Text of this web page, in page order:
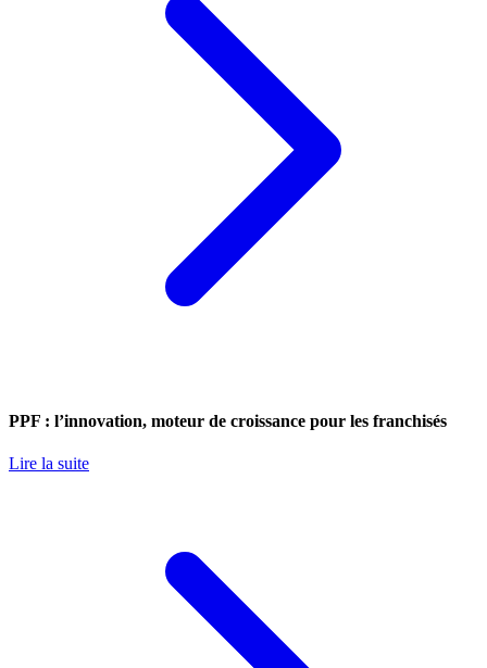
PPF : l’innovation, moteur de croissance pour les franchisés
Lire la suite